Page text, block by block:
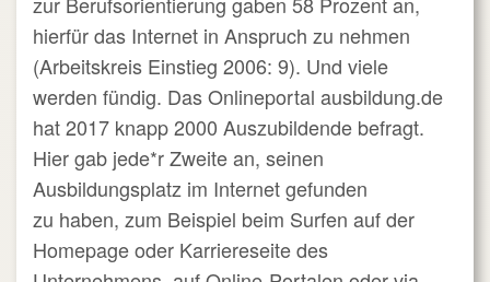
hierfür das Internet in Anspruch zu nehmen
(Arbeitskreis Einstieg 2006: 9). Und viele
werden fündig. Das Onlineportal ausbildung.de
hat 2017 knapp 2000 Auszubildende befragt.
Hier gab jede*r Zweite an, seinen
Ausbildungsplatz im Internet gefunden
zu haben, zum Beispiel beim Surfen auf der
Homepage oder Karriereseite des